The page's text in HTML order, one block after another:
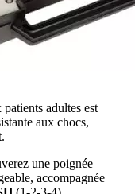
patients adultes est
aux chocs,
une poignée
accompagnée